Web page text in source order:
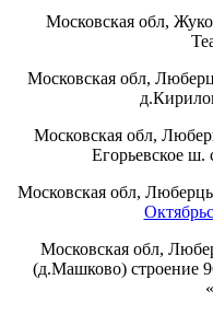
Московская обл,
Московская обл,
Московская обл,
Егорьевское
Московская обл,
Московская обл,
(д.Машково) строение